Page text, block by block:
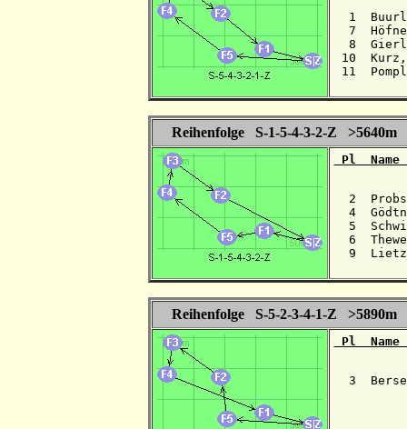
1
7
8
10
11
Reihenfolge S-1-5-4-3-2-Z >5640m
Pl
2
4
5
6
9
Reihenfolge S-5-2-3-4-1-Z >5890m
Pl
3